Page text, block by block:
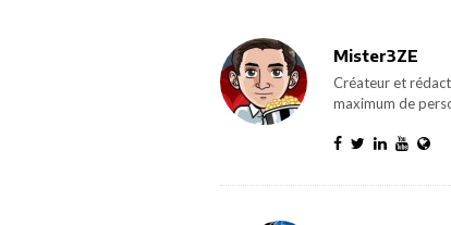
Mister3ZE
Créateur et
maximum de